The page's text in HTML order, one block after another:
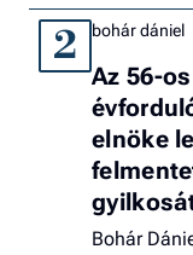
2 bohár dániel
Az 56-
elnöke
Bohár